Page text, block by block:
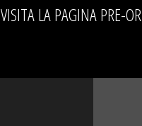
VISITA LA PAGINAPRE-